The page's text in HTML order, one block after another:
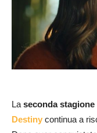
La seconda
Destiny continua a